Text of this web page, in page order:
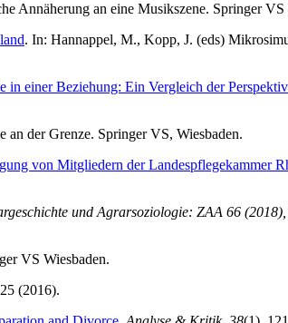
Annäherung an eine Musikszene. Springer VS
. In: Hannappel, M., Kopp, J. (eds)
in einer Beziehung: Ein Vergleich der
der Grenze. Springer VS, Wiesbaden.
von Mitgliedern der Landespflegekammer
und Agrarsoziologie: ZAA 66
VS Wiesbaden.
(2016).